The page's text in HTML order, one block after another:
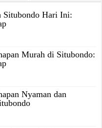
Situbondo Hari Ini:
Murah di Situbondo:
Nyaman dan